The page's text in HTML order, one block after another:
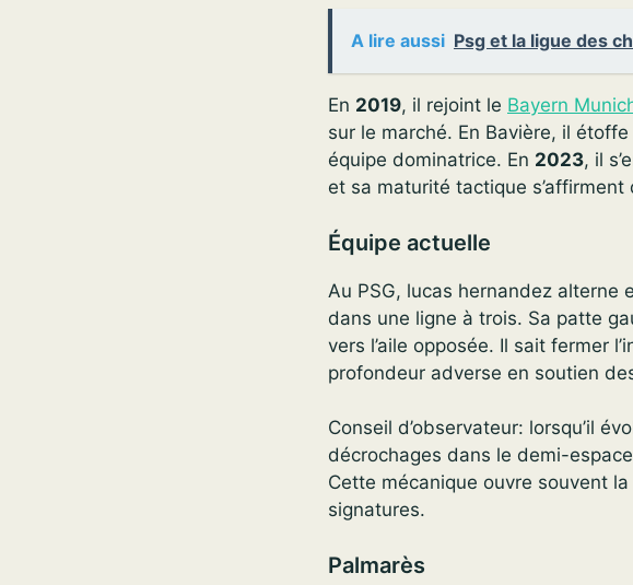
A lire aussi Psg et la ligue des
En 2019, il rejoint le Bayern
sur le marché. En Bavière, il
équipe dominatrice. En 2023, il
et sa maturité tactique
Équipe actuelle
Au PSG, lucas hernandez alterne
dans une ligne à trois. Sa patte
vers l’aile opposée. Il sait fermer
profondeur adverse en soutien
Conseil d’observateur: lorsqu’il
décrochages dans le demi-
Cette mécanique ouvre souvent
signatures.
Palmarès